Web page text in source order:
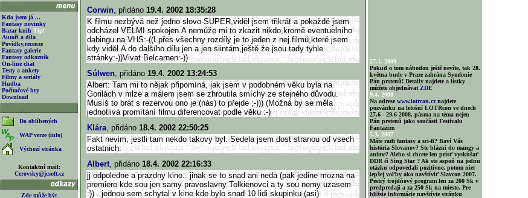
Kdo jsem já ...
Fantasy novinky
Bazar knih Tip!
Autoři a díla
Povídky,recenze
Fantasy galerie
Fantasy odkazník
On-line chat
Testy a ankety
Filmy a seriály
Hudba
Počítačové hry
Download
Do oblíbených
WAP verze (info)
Výchozí stránka
Kontaktní mail:
Cerovsky@jcsoft.cz
Zde může být
Corwin, přidáno 19.4. 2002 18:35:28
K filmu nezbývá než jedno slovo-SUPER,viděl jsem třikrát a pokaždé jsem
odcházel VELMI spokojen.A nemůže mi to zkazit nikdo,kromě eventuelního
dabingu na VHS:-((I přes všechny rozdíly je to jeden z nej.filmů,které jsem
kdy viděl.A do dalšího dílu jen a jen slintám,ještě že jsou tady tyhle
stránky:-))Vivat Belcarnen:-))
Súlwen, přidáno 19.4. 2002 13:24:53
Albert: Tam mi to nějak připomíná, jak jsem v podobném věku byla na
Gorilách v mlze a málem jsem se zhroutila smíchy ze stejného důvodu.
Musíš to brát s rezervou ono je (nás) to přejde ;-))) (Možná by se měla
jednotlivá promítání filmu diferencovat podle věku :-)
Klára, přidáno 18.4. 2002 22:50:25
Fakt nevim, jestli tam nekdo takovy byl. Sedela jsem dost stranou od vsech
ostatnich.
Albert, přidáno 18.4. 2002 22:16:33
jj odpoledne a prazdny kino.. jinak se to snad ani neda (pak jedine mozna na
premiere kde sou jen samy pravoslavny Tolkienovci a ty sou nemy uzasem
:)) ..jednou sem schytal v kine kde bylo snad 10 lidi skupinku (asi)
27.1. 2009
Pokud o tom náhodou ještě nevíte, tak 28.
května bude v Praze zahrána Symfonie
Pán prstenů! Detaily najdete a lístky
můžete objednávat ZDE
9.4. 2008
Na adrese www.lotrcon.cznajdete
pozvánku na letošní LOTRcon ve dnech
27.6 - 29.6 2008, pásma na téma nejen
Pán prstenů jako součásti Festivalu
Fantazize.
5.3. 2007
Máte radi fantasy a sci-fi? Baví Vás
história Slovanov? Ste blázni do mangy a
anime? Alebo si chcete len prísť vyskúšať
DDR či Sing Star ? Ak ste aspoň na jednu
otázku odpovedali pozitívne, potom niet
lepšej voľby ako navštíviť Slavcon 2007.
Pestrý trojdňový program len za 200 Sk v
predpredaji a za 250 Sk na mieste. Pre
bližsie informácie navštívte stránku